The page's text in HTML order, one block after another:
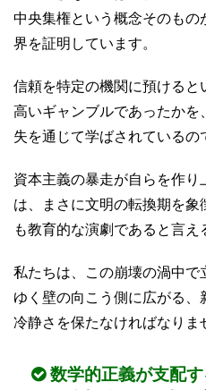
中央集権という概念そのも
界を証明しています。
信頼を特定の機関に預ける
高いギャンブルであったか
失を通じて学ばされているの
資本主義の暴走が自らを作
は、まさに文明の転換期を
も教育的な演劇であると言え
私たちは、この崩壊の渦中
ゆく壁の向こう側に広がる
冷静さを保たなければなりま
数学的正義が支配